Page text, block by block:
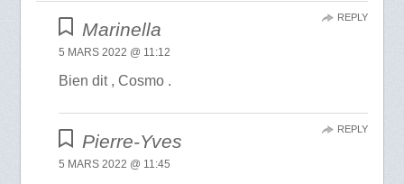
Marinella
5 MARS 2022 @ 11:12
Bien dit , Cosmo .
REPLY
Pierre-Yves
5 MARS 2022 @ 11:45
REPLY